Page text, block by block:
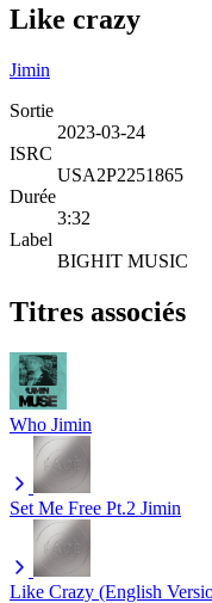
Like crazy
Jimin
Sortie
2023-03-24
ISRC
USA2P2251865
Durée
3:32
Label
BIGHIT MUSIC
Titres associés
Who Jimin
Set Me Free Pt.2 Jimin
Like Crazy (English